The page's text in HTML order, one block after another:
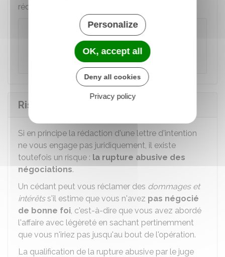
rédiger la lettre d'intention.
Bpifrance met à disposition un modèle de
lettre d'intention :
Risque de la lettre d'intention
Si en principe la rédaction d'une lettre d'intention
ne vous engage pas juridiquement, il existe
toutefois un risque : la rupture abusive des
négociations.
Un cédant peut vous réclamer des dommages et
intérêtss'il estime que vous n'avez pas négocié
de bonne foi, c'est-à-dire que vous avez abordé
l'affaire avec légèreté en sachant pertinemment
que vous n'iriez pas jusqu'au bout de l'opération.
La qualification de la rupture abusive par le juge
Personalize
OK, accept all
Deny all cookies
Privacy policy